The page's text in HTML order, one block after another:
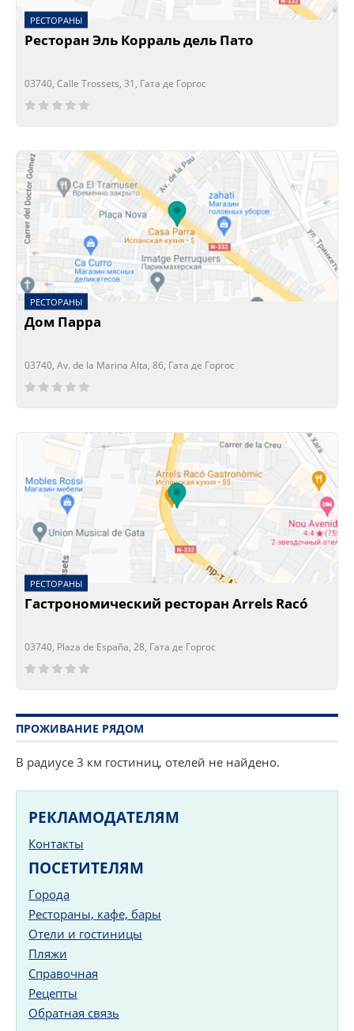
РЕСТОРАНЫ
Ресторан Эль Корраль дель Пато
03740, Calle Trossets, 31, Гата де Горгос
Сейчас открыто!
Сейчас закрыто!
РЕСТОРАНЫ
Дом Парра
03740, Av. de la Marina Alta, 86, Гата де Горгос
Сейчас открыто!
Сейчас закрыто!
РЕСТОРАНЫ
Гастрономический ресторан Arrels Racó
03740, Plaza de España, 28, Гата де Горгос
Сейчас открыто!
Сейчас закрыто!
ПРОЖИВАНИЕ РЯДОМ
В радиусе 3 км гостиниц, отелей не найдено.
РЕКЛАМОДАТЕЛЯМ
Контакты
ПОСЕТИТЕЛЯМ
Города
Рестораны, кафе, бары
Отели и гостиницы
Пляжи
Справочная
Рецепты
Обратная связь